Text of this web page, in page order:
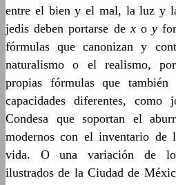
entre el bien y el mal, la luz y
jedis deben portarse dexoy
fórmulas que canonizan y
naturalismo o el realismo,
propias fórmulas que
capacidades diferentes, como
Condesa que soportan el
modernos con el inventario de
vida. O una variación de lo
ilustrados de la Ciudad de